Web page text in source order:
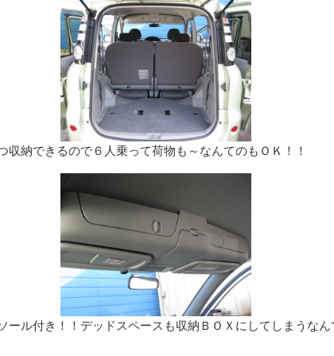
納できるので６人乗って荷物も～なんてのもＯＫ！！
ル付き！！デッドスペースも収納ＢＯＸにしてしまうなん